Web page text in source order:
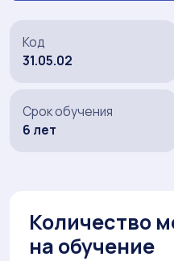
Код
31.05.02
Срок обучения
6 лет
Количество
на обучение